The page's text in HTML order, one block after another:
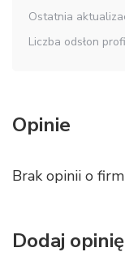
Ostatnia
Liczba odsłon
Opinie
Brak opinii o
Dodaj opinię